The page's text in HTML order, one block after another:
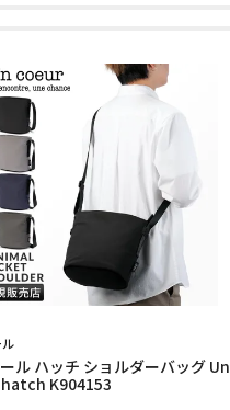
ル ハッチ ショルダーバッグ Un
K904153